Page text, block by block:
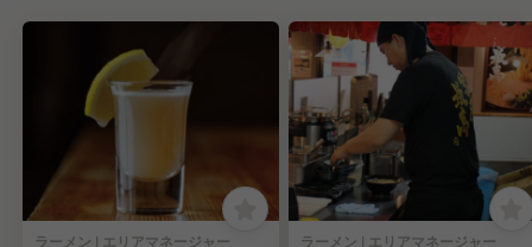
ラーメン | エリアマネージャー ラーメン | エリアマネージャー